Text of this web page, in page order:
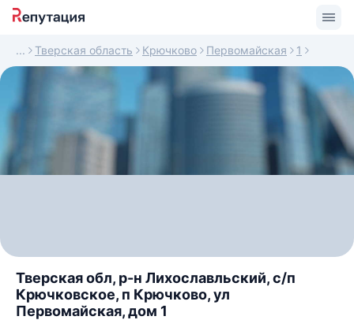
Тверская область Крючково Первомайская 1
Тверская обл, р-н Лихославльский, с/п
Крючковское, п Крючково, ул
Первомайская, дом 1